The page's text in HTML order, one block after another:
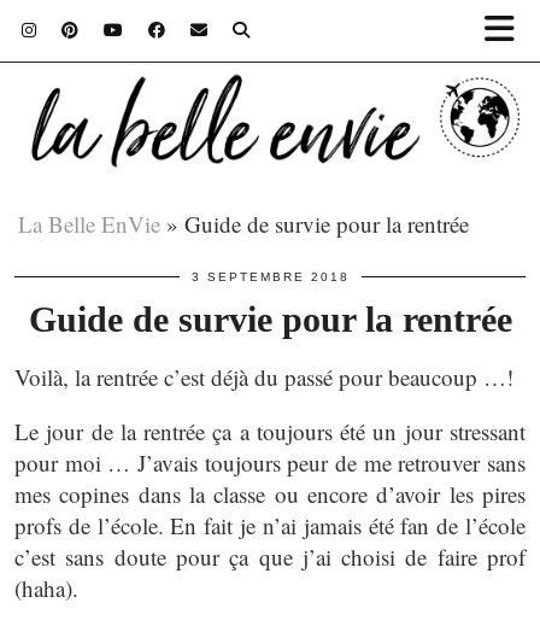
La Belle EnVie » Guide de survie pour la rentrée
3 SEPTEMBRE 2018
Guide de survie pour la rentrée
Voilà, la rentrée c’est déjà du passé pour beaucoup …!
Le jour de la rentrée ça a toujours été un jour stressant
pour moi … J’avais toujours peur de me retrouver sans
mes copines dans la classe ou encore d’avoir les pires
profs de l’école. En fait je n’ai jamais été fan de l’école
c’est sans doute pour ça que j’ai choisi de faire prof
(haha).